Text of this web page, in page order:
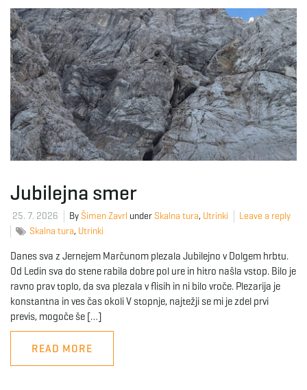
Jubilejna smer
25. 7. 2026 By Šimen Zavrl under Skalna tura, Utrinki
Leave a reply
Skalna tura, Utrinki
Danes sva z Jernejem Marčunom plezala Jubilejno v Dolgem hrbtu.
Od Ledin sva do stene rabila dobre pol ure in hitro našla vstop. Bilo je
ravno prav toplo, da sva plezala v flisih in ni bilo vroče. Plezarija je
konstantna in ves čas okoli V stopnje, najtežji se mi je zdel prvi
previs, mogoče še […]
READ MORE